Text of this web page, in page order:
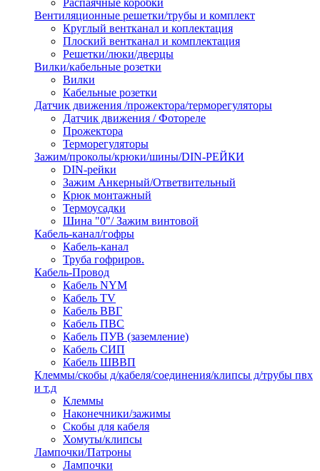
Распаячные коробки
Вентиляционные решетки/трубы и комплект
Круглый вентканал и коплектация
Плоский вентканал и комплектация
Решетки/люки/дверцы
Вилки/кабельные розетки
Вилки
Кабельные розетки
Датчик движения /прожектора/терморегуляторы
Датчик движения / Фотореле
Прожектора
Терморегуляторы
Зажим/проколы/крюки/шины/DIN-РЕЙКИ
DIN-рейки
Зажим Анкерный/Ответвительный
Крюк монтажный
Термоусадки
Шина "0"/ Зажим винтовой
Кабель-канал/гофры
Кабель-канал
Труба гофриров.
Кабель-Провод
Кабель NYM
Кабель TV
Кабель ВВГ
Кабель ПВС
Кабель ПУВ (заземление)
Кабель СИП
Кабель ШВВП
Клеммы/скобы д/кабеля/соединения/клипсы д/трубы пвх
и т.д
Клеммы
Наконечники/зажимы
Скобы для кабеля
Хомуты/клипсы
Лампочки/Патроны
Лампочки